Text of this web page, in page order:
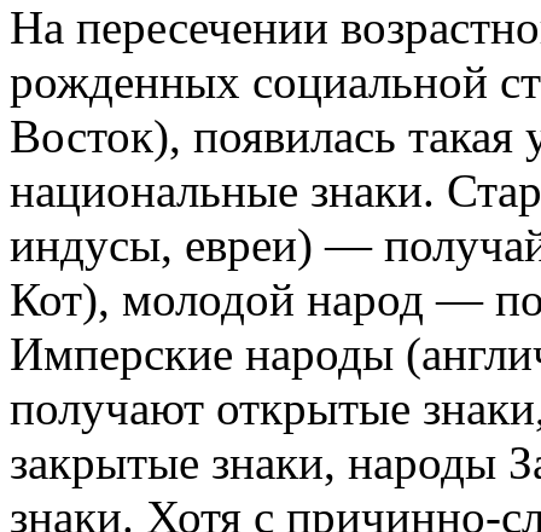
На пересечении
рожденных социальной
Восток), появилась такая
национальные знаки.
индусы, евреи) —
Кот), молодой народ —
Имперские народы
получают открытые
закрытые знаки, народы
знаки. Хотя с причинно-